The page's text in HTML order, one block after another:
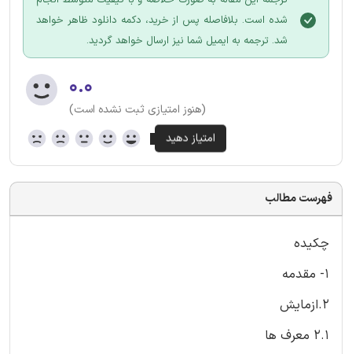
شده است. بلافاصله پس از خرید، دکمه دانلود ظاهر خواهد
شد. ترجمه به ایمیل شما نیز ارسال خواهد گردید.
۰.۰
(هنوز امتیازی ثبت نشده است)
فهرست مطالب
چکیده
1- مقدمه
2.ازمایش
2.1 معرف ها